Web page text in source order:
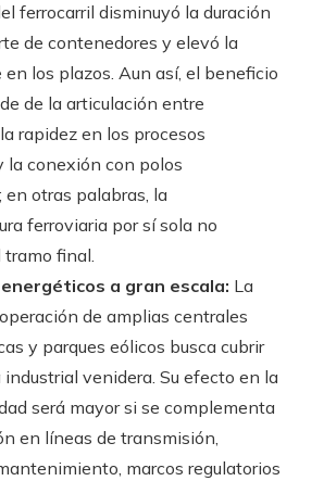
ferrocarril disminuyó la duración
de contenedores y elevó la
en los plazos. Aun así, el beneficio
de la articulación entre
rapidez en los procesos
la conexión con polos
en otras palabras, la
ferroviaria por sí sola no
tramo final.
a gran escala: La
de amplias centrales
y parques eólicos busca cubrir
industrial venidera. Su efecto en la
será mayor si se complementa
en líneas de transmisión,
marcos regulatorios